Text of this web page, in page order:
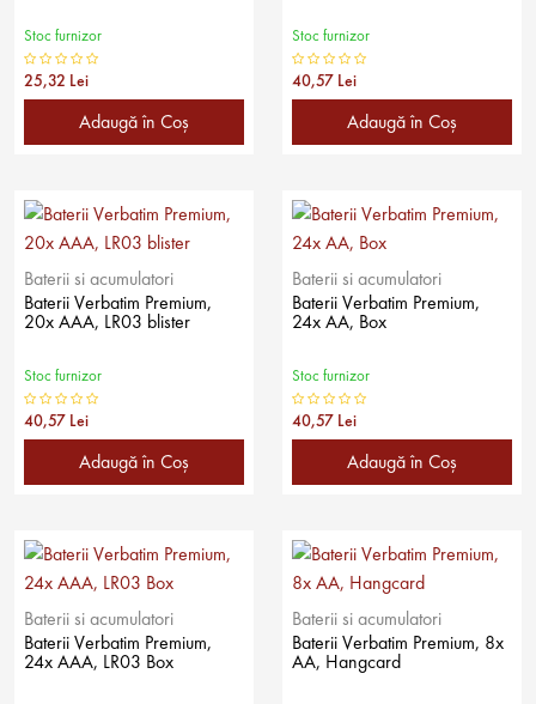
Stoc furnizor
25,32 Lei
Adaugă în Coş
Stoc furnizor
40,57 Lei
Adaugă în Coş
Baterii si acumulatori
Baterii Verbatim Premium,
20x AAA, LR03 blister
Stoc furnizor
40,57 Lei
Adaugă în Coş
Baterii si acumulatori
Baterii Verbatim Premium,
24x AA, Box
Stoc furnizor
40,57 Lei
Adaugă în Coş
Baterii si acumulatori
Baterii Verbatim Premium,
24x AAA, LR03 Box
Baterii si acumulatori
Baterii Verbatim Premium, 8x
AA, Hangcard